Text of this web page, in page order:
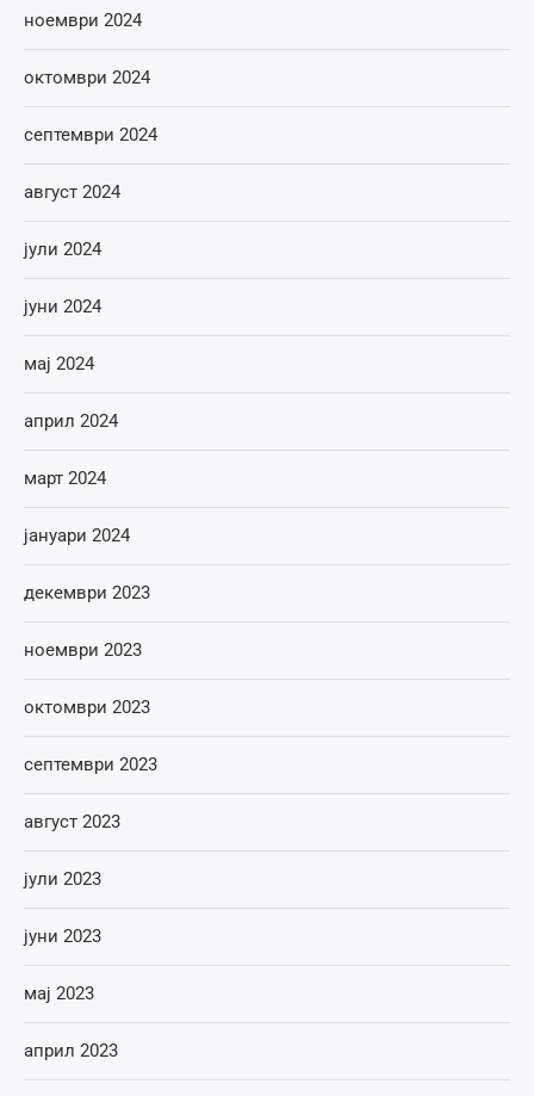
ноември 2024
октомври 2024
септември 2024
август 2024
јули 2024
јуни 2024
мај 2024
април 2024
март 2024
јануари 2024
декември 2023
ноември 2023
октомври 2023
септември 2023
август 2023
јули 2023
јуни 2023
мај 2023
април 2023